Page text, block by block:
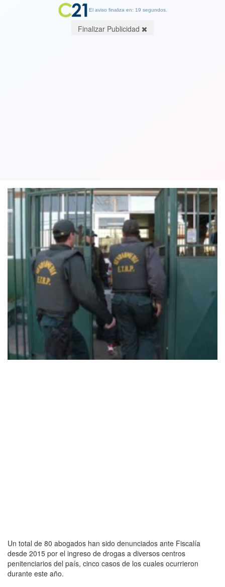
Un total de 80 abogados han sido denunciados ante Fiscalía
desde 2015 por el ingreso de drogas a diversos centros
penitenciarios del país, cinco casos de los cuales ocurrieron
durante este año.
El aviso finaliza en: 19 segundos.
Finalizar Publicidad